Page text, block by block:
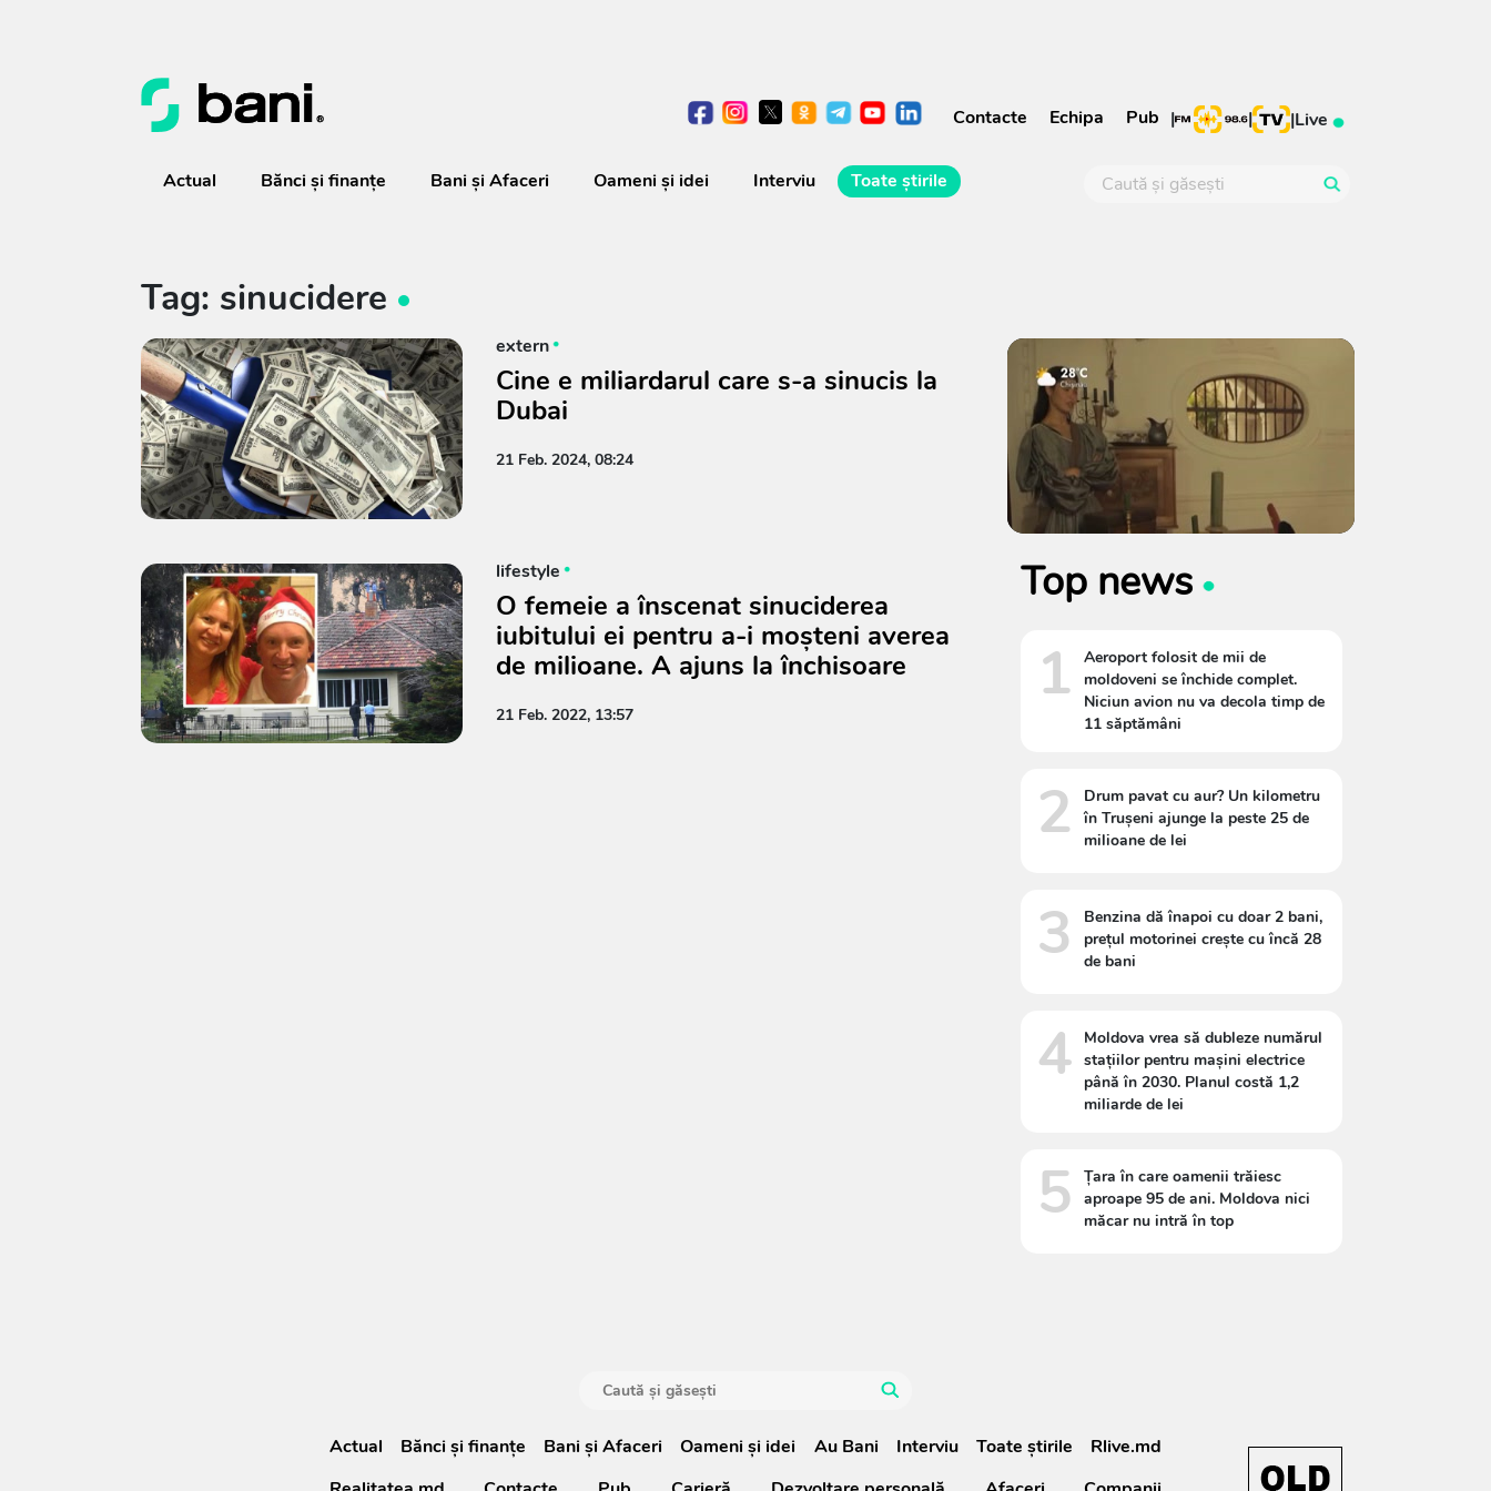
Contacte Echipa Pub | | |Live
Actual Bănci şi finanţe Bani și Afaceri Oameni şi idei Interviu Toate știrile
Tag: sinucidere
extern
Cine e miliardarul care s-a sinucis la
Dubai
21 Feb. 2024, 08:24
lifestyle
O femeie a înscenat sinuciderea
iubitului ei pentru a-i moșteni averea
de milioane. A ajuns la închisoare
21 Feb. 2022, 13:57
Top news
1
Aeroport folosit de mii de
moldoveni se închide complet.
Niciun avion nu va decola timp de
11 săptămâni
2
Drum pavat cu aur? Un kilometru
în Trușeni ajunge la peste 25 de
milioane de lei
3
Benzina dă înapoi cu doar 2 bani,
prețul motorinei crește cu încă 28
de bani
4
Moldova vrea să dubleze numărul
stațiilor pentru mașini electrice
până în 2030. Planul costă 1,2
miliarde de lei
5
Țara în care oamenii trăiesc
aproape 95 de ani. Moldova nici
măcar nu intră în top
Actual Bănci şi finanţe Bani și Afaceri Oameni şi idei Au Bani Interviu Toate știrile
Rlive.md